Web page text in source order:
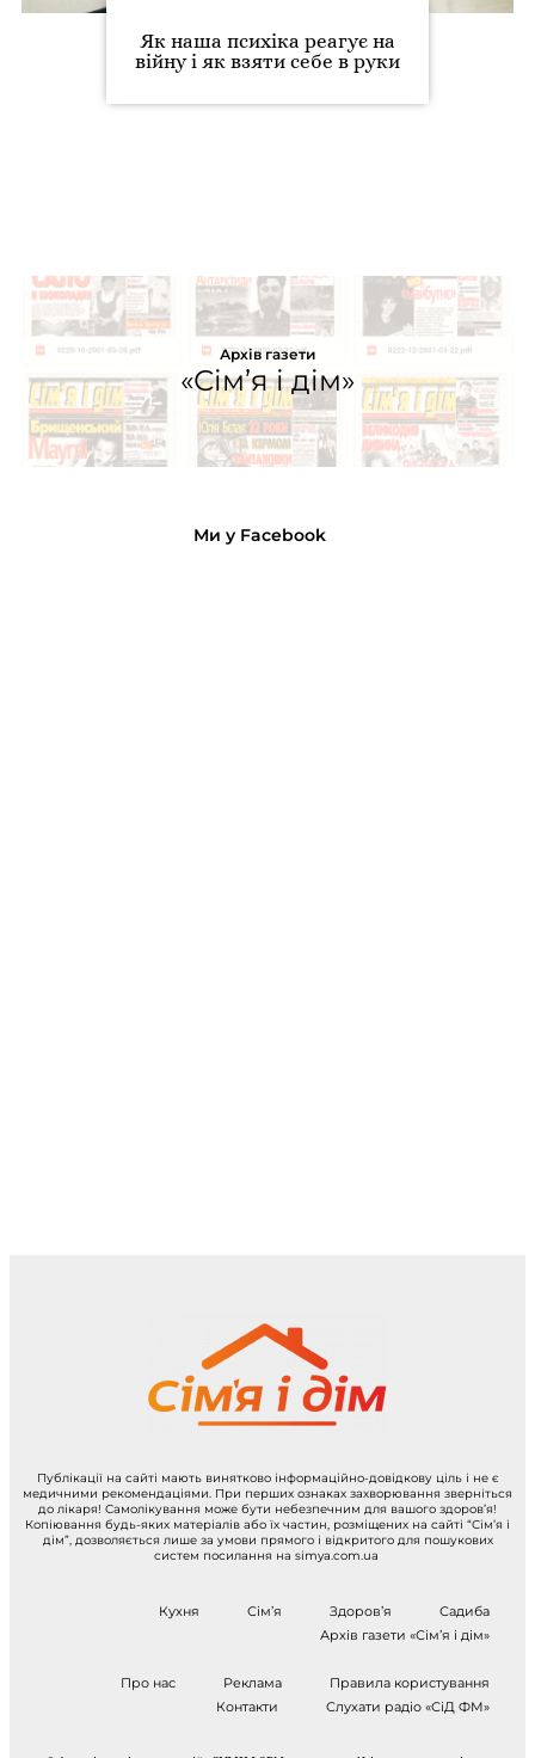
Як наша психіка реагує на
війну і як взяти себе в руки
Архів газети
«Сім’я і дім»
Ми у Facebook
Публікації на сайті мають винятково інформаційно-довідкову ціль і не є
медичними рекомендаціями. При перших ознаках захворювання зверніться
до лікаря! Самолікування може бути небезпечним для вашого здоров’я!
Копіювання будь-яких матеріалів або їх частин, розміщених на сайті “Сім’я і
дім”, дозволяється лише за умови прямого і відкритого для пошукових
систем посилання на simya.com.ua
Кухня Сім’я Здоров’я
Садиба
Архів газети «Сім’я і дім»
Про нас Реклама
Правила користування
Контакти
Слухати радіо «СіД ФМ»